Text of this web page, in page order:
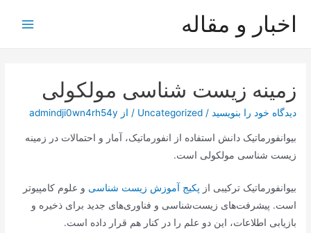
اخبار و مقاله
زمینه زیست شناسی مولکولی
دیدگاه‌ خود را بنویسید /
Uncategorized / از admindji0wn4rh54y
بیوانفورماتیک دانش استفاده از انفورماتیک، آمار و احتمالات در زمینه
زیست شناسی مولکولی است.
بیوانفورماتیک ترکیبی از پکیج آموزش زیست شناسی و علوم کامپیوتر
است. پیشرفت‌های زیست‌شناسی و فناوری‌های جدید برای ذخیره و
بازیابی اطلاعات، این دو علم را در کنار هم قرار داده است.